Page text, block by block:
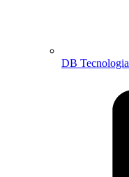
DB Tecnologia